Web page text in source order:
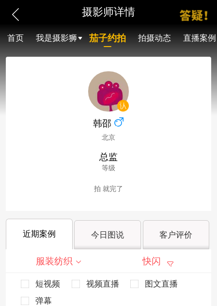
摄影师详情
首页 我是摄影狮 茄子约拍 拍摄动态 直播案例
韩邵
北京
总监
等级
拍 就完了
近期案例 今日图说 客户评价
服装纺织 快闪
短视频 视频直播
图文直播
弹幕